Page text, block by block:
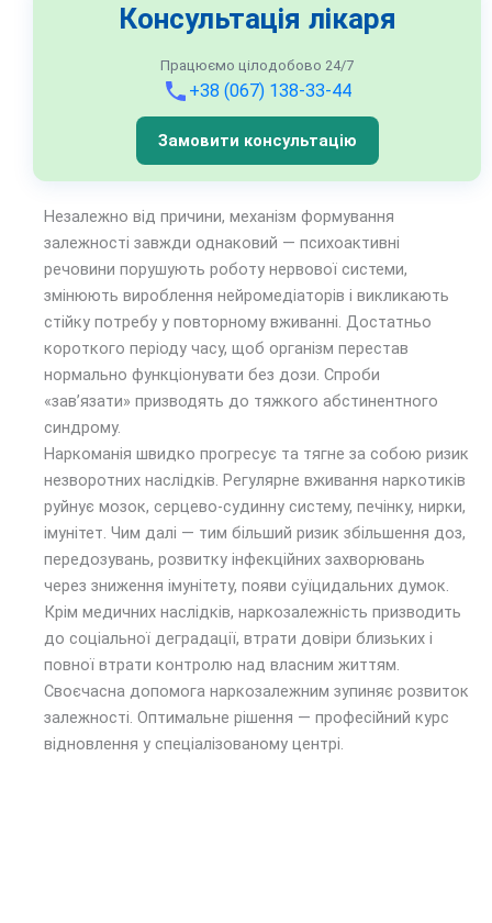
Консультація лікаря
Працюємо цілодобово 24/7
+38 (067) 138-33-44
Замовити консультацію
Незалежно від причини, механізм формування
залежності завжди однаковий — психоактивні
речовини порушують роботу нервової системи,
змінюють вироблення нейромедіаторів і викликають
стійку потребу у повторному вживанні. Достатньо
короткого періоду часу, щоб організм перестав
нормально функціонувати без дози. Спроби
«зав’язати» призводять до тяжкого абстинентного
синдрому.
Наркоманія швидко прогресує та тягне за собою ризик
незворотних наслідків. Регулярне вживання наркотиків
руйнує мозок, серцево-судинну систему, печінку, нирки,
імунітет. Чим далі — тим більший ризик збільшення доз,
передозувань, розвитку інфекційних захворювань
через зниження імунітету, появи суїцидальних думок.
Крім медичних наслідків, наркозалежність призводить
до соціальної деградації, втрати довіри близьких і
повної втрати контролю над власним життям.
Своєчасна допомога наркозалежним зупиняє розвиток
залежності. Оптимальне рішення — професійний курс
відновлення у спеціалізованому центрі.